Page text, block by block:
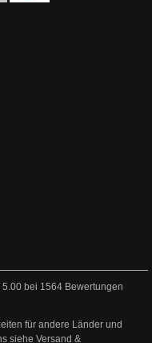
5.00 bei 1564 Bewertungen
für andere Länder und
siehe Versand &